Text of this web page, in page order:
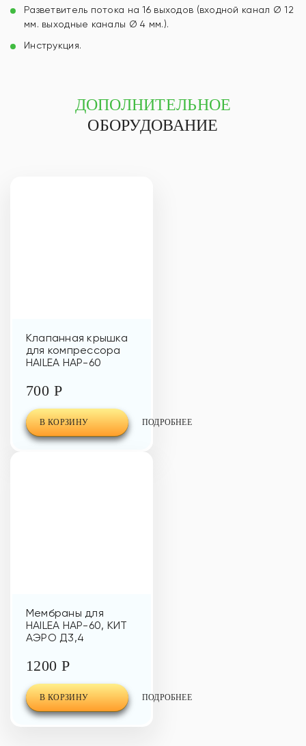
Разветвитель потока на 16 выходов (входной канал Ø 12
мм. выходные каналы Ø 4 мм.).
Инструкция.
ДОПОЛНИТЕЛЬНОЕ
ОБОРУДОВАНИЕ
Клапанная крышка
для компрессора
HAILEA HAP-60
700 Р
В КОРЗИНУ ПОДРОБНЕЕ
Мембраны для
HAILEA HAP-60, КИТ
АЭРО Д3,4
1200 Р
В КОРЗИНУ ПОДРОБНЕЕ